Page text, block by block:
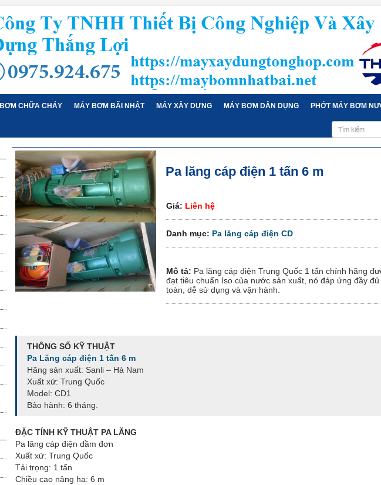
BƠM CHỮA CHÁY MÁY BƠM BÃI NHẬT MÁY XÂY DỰNG MÁY BƠM DÂN DỤNG PHỚT MÁY BƠM
Pa lăng cáp điện 1 tấn 6 m
Giá: Liên hệ
Danh mục: Pa lăng cáp điện CD
Mô tả: Pa lăng cáp điện Trung Quốc 1 tấn chính hãng
đạt tiêu chuẩn Iso của nước sản xuất, nó đáp ứng đầy
toàn, dễ sử dụng và vận hành.
THÔNG SỐ KỸ THUẬT
Pa Lăng cáp điện 1 tấn 6 m
Hãng sản xuất: Sanli – Hà Nam
Xuất xứ: Trung Quốc
Model: CD1
Bảo hành: 6 tháng.
ĐẶC TÍNH KỸ THUẬT PA LĂNG
Pa lăng cáp điện dầm đơn
Xuất xứ: Trung Quốc
Tải trọng: 1 tấn
Chiều cao nâng hạ: 6 m